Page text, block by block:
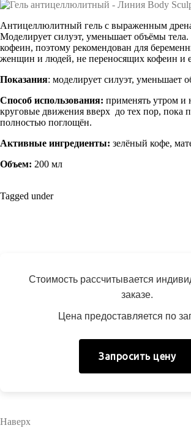
Антицеллюлитный гель с выраженным
Моделирует силуэт, уменьшает объёмы
кофеин, поэтому рекомендован для
женщин и людей, не переносящих кофеин и
Показания: моделирует силуэт, уменьшает
Способ использования: применять утром и
круговые движения вверх до тех пор, пока
полностью поглощён.
Активные ингредиенты: зелёный кофе,
Объем: 200 мл
Tagged under
Стоимость рассчитывается
заказе.
Цена предоставляется по
Запросить цену
Наверх